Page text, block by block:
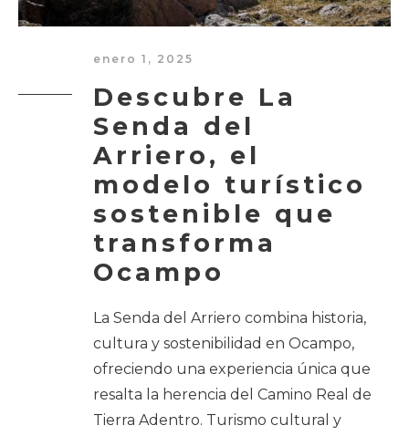
enero 1, 2025
Descubre La
Senda del
Arriero, el
modelo turístico
sostenible que
transforma
Ocampo
La Senda del Arriero combina historia,
cultura y sostenibilidad en Ocampo,
ofreciendo una experiencia única que
resalta la herencia del Camino Real de
Tierra Adentro. Turismo cultural y